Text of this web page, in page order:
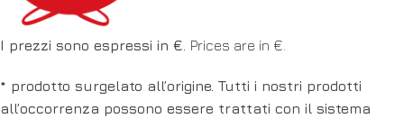
I prezzi sono espressi in €. Prices are in €.
* prodotto surgelato all’origine. Tutti i nostri prodotti
all’occorrenza possono essere trattati con il sistema